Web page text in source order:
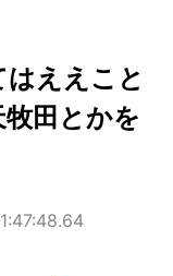
ええこと
田とかを